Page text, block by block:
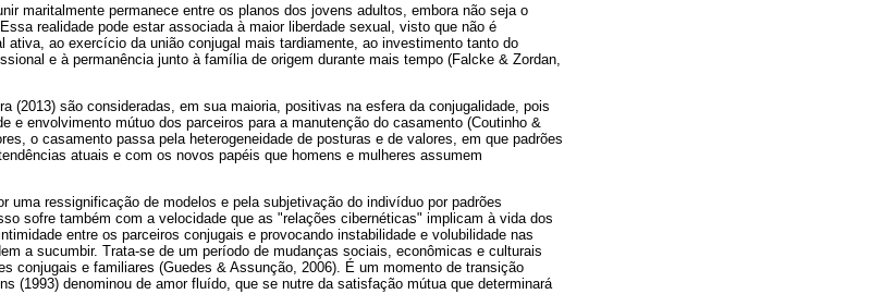
maritalmente permanece entre os planos dos jovens adultos, embora não seja o
realidade pode estar associada à maior liberdade sexual, visto que não é
ativa, ao exercício da união conjugal mais tardiamente, ao investimento tanto do
e à permanência junto à família de origem durante mais tempo (Falcke & Zordan,
(2013) são consideradas, em sua maioria, positivas na esfera da conjugalidade, pois
e envolvimento mútuo dos parceiros para a manutenção do casamento (Coutinho &
o casamento passa pela heterogeneidade de posturas e de valores, em que padrões
atuais e com os novos papéis que homens e mulheres assumem
uma ressignificação de modelos e pela subjetivação do indivíduo por padrões
sofre também com a velocidade que as "relações cibernéticas" implicam à vida dos
entre os parceiros conjugais e provocando instabilidade e volubilidade nas
a sucumbir. Trata-se de um período de mudanças sociais, econômicas e culturais
conjugais e familiares (Guedes & Assunção, 2006). É um momento de transição
(1993) denominou de amor fluído, que se nutre da satisfação mútua que determinará